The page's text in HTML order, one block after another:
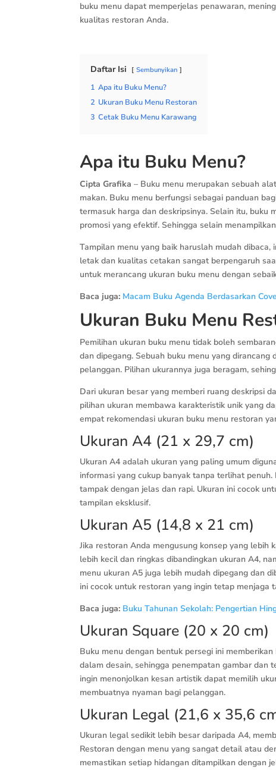
buku menu dapat memperjelas penawaran,
kualitas restoran Anda.
Daftar Isi Sembunyikan
1 Apa itu Buku Menu?
2 Ukuran Buku Menu Restoran
3 Cetak Buku Menu Karawang
Apa itu Buku Menu?
Cipta Grafika– Buku menu merupakan sebuah
makan. Buku menu berfungsi sebagai panduan
termasuk harga dan deskripsinya. Selain itu, buku
promosi yang efektif. Sehingga selain
Tampilan menu yang baik haruslah mudah
letak dan kualitas cetakan sangat berpengaruh
untuk merancang ukuran buku menu dengan
Baca juga: Macam Buku Agenda Berdasarkan
Ukuran Buku Menu
Pemilihan ukuran buku menu tidak boleh
dan dipegang. Sebuah buku menu yang
pelanggan. Pilihan ukurannya juga beragam,
Dari ukuran besar yang memberi ruang deskripsi
pilihan ukuran membawa karakteristik unik yang
empat rekomendasi ukuran buku menu restoran
Ukuran A4 (21 x 29,7 cm)
Ukuran A4 adalah ukuran yang paling umum
informasi yang cukup banyak tanpa terlihat
tampak dengan jelas dan rapi. Ukuran ini cocok
tampilan eksklusif.
Ukuran A5 (14,8 x 21 cm)
Jika restoran Anda mengusung konsep yang lebih
lebih kecil dan ringkas dibandingkan ukuran A4,
menu ukuran A5 juga lebih mudah dipegang dan
ini cocok untuk restoran yang ingin tetap
Baca juga: Buku Tahunan Sekolah: Pengertian
Ukuran Square (20 x 20 cm)
Buku menu dengan bentuk persegi ini
dalam desain, sehingga penempatan gambar dan
ingin menonjolkan kesan artistik dapat memilih
membuatnya nyaman bagi pelanggan.
Ukuran Legal (21,6 x 35,6
Ukuran legal sedikit lebih besar daripada A4,
Restoran dengan menu yang sangat detail atau
memastikan setiap hidangan ditampilkan dengan